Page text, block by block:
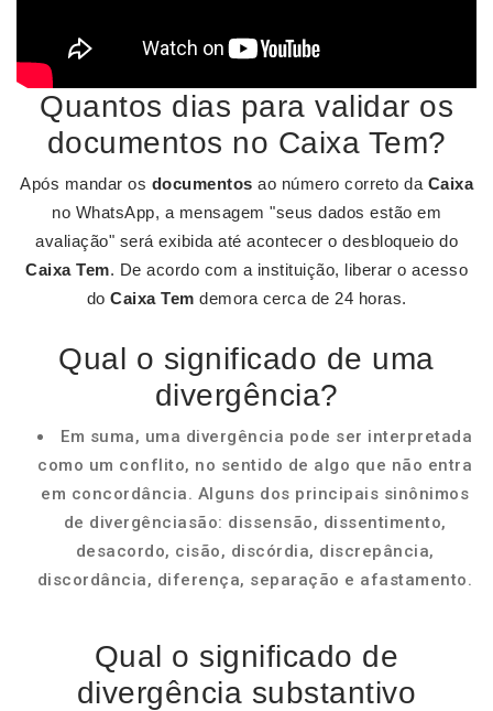
Quantos dias para validar os
documentos no Caixa Tem?
Após mandar os documentos ao número correto da Caixa
no WhatsApp, a mensagem "seus dados estão em
avaliação" será exibida até acontecer o desbloqueio do
Caixa Tem. De acordo com a instituição, liberar o acesso
do Caixa Tem demora cerca de 24 horas.
Qual o significado de uma
divergência?
Em suma, uma divergência pode ser interpretada
como um conflito, no sentido de algo que não entra
em concordância. Alguns dos principais sinônimos
de divergênciasão: dissensão, dissentimento,
desacordo, cisão, discórdia, discrepância,
discordância, diferença, separação e afastamento.
Qual o significado de
divergência substantivo